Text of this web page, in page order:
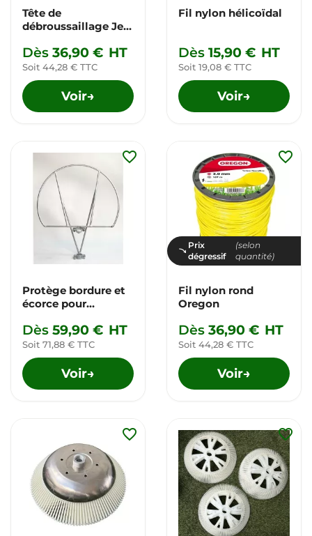
Tête de
débroussaillage Jet-
Dès 36,90 € HT
Soit 44,28 € TTC
Voir→
Fil nylon hélicoïdal
Dès 15,90 € HT
Soit 19,08 € TTC
Voir→
Protège bordure et
écorce pour
Dès 59,90 € HT
Soit 71,88 € TTC
Voir→
favorite_border
Prix
dégressif
(selon
quantité)
Fil nylon rond
Oregon
Dès 36,90 € HT
Soit 44,28 € TTC
Voir→
favorite_border
favorite_border favorite_border